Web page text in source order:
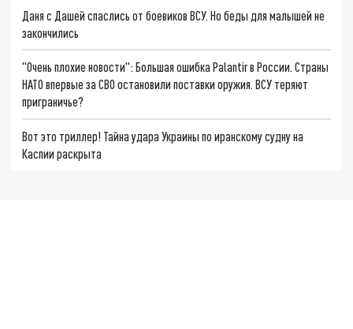
Даня с Дашей спаслись от боевиков ВСУ. Но беды для малышей не
закончились
"Очень плохие новости": Большая ошибка Palantir в России. Страны
НАТО впервые за СВО остановили поставки оружия. ВСУ теряют
приграничье?
Вот это триллер! Тайна удара Украины по иранскому судну на
Каспии раскрыта